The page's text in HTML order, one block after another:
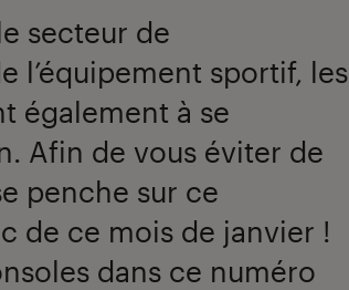
secteur de
l’équipement sportif, les
également à se
Afin de vous éviter de
penche sur ce
de ce mois de janvier !
dans ce numéro